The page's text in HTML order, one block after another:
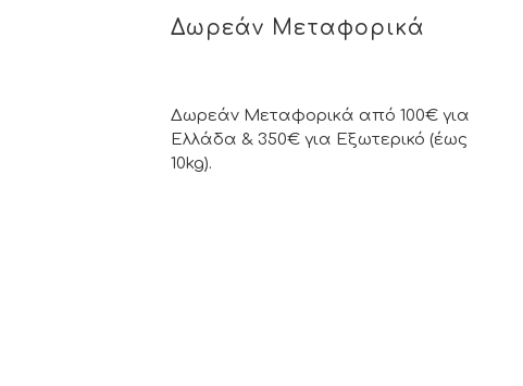
Δωρεάν Μεταφορικά
Δωρεάν Μεταφορικά από 100€ για
Ελλάδα & 350€ για Εξωτερικό (έως
10kg).